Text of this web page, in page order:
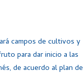
campos de cultivos y
para dar inicio a las
de acuerdo al plan de